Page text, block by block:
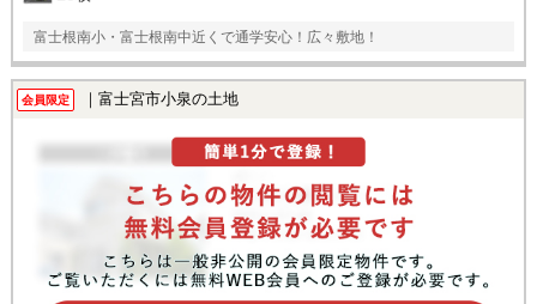
富士根南小・富士根南中近くで通学安心！広々敷地！
会員限定 ｜富士宮市小泉の土地